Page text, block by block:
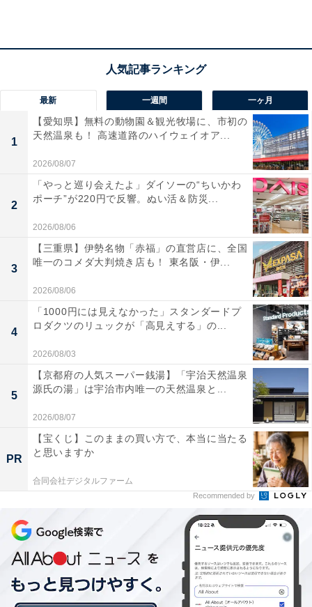
所在地：兵庫県豊岡市城崎町湯島174
交通手段：JR城崎温泉駅から徒歩約5分／特急バス 大阪
(阪急三番街)より約3時間20分
料金
大人1名（参考価格）：1万8000円
※料金は公式Webサイト参考価格
※プラン・部屋により価格は変動します
チェックイン・チェックアウト
チェックイン：15:00
チェックアウト：10:00
※プランにより時間が異なる可能性があります
【城崎温泉の人気ホテル】「城崎温泉 きのさ
きの宿 緑風閣」は地元の極上食材と心温まる
おもてなしが魅力
最新 一週間 一ヶ月
1
【愛知県】無料の動物園＆観光牧場に、市初の
天然温泉も！ 高速道路のハイウェイオア...
2026/08/07
2
「やっと巡り会えたよ」ダイソーの“ちいかわ
ポーチ”が220円で反響。ぬい活＆防災...
2026/08/06
3
【三重県】伊勢名物「赤福」の直営店に、全国
唯一のコメダ大判焼き店も！ 東名阪・伊...
2026/08/06
4
「1000円には見えなかった」スタンダードプ
ロダクツのリュックが「高見えする」の...
2026/08/03
5
【京都府の人気スーパー銭湯】「宇治天然温泉
源氏の湯」は宇治市内唯一の天然温泉と...
2026/08/07
PR
【宝くじ】このままの買い方で、本当に当たる
と思いますか
合同会社デジタルファーム
Recommended by